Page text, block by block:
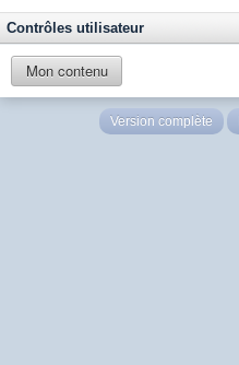
Contrôles utilisateur
Mon contenu
Version complète